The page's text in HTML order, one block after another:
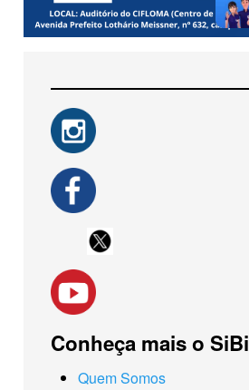
Conheça mais o SiBi
Quem Somos